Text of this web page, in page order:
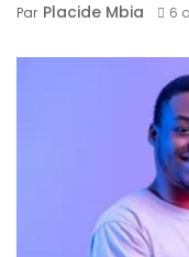
Par Placide Mbia 6